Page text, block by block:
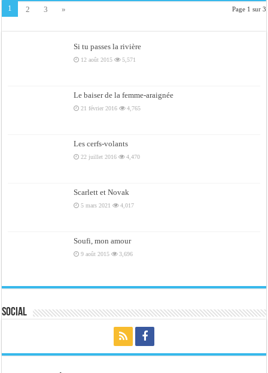
Page 1 sur 3
1 2 3 »
Si tu passes la rivière
12 août 2015 5,571
Le baiser de la femme-araignée
21 février 2016 4,765
Les cerfs-volants
22 juillet 2016 4,470
Scarlett et Novak
5 mars 2021 4,017
Soufi, mon amour
9 août 2015 3,696
Social